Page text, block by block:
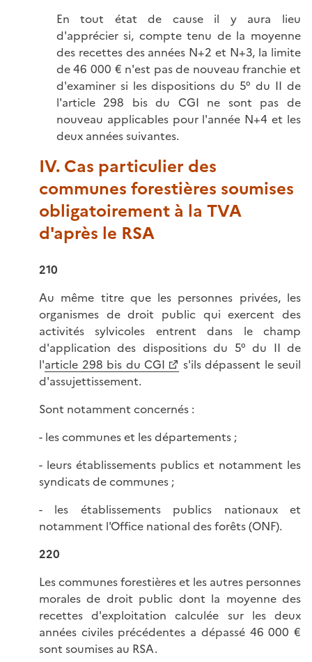
En tout état de cause il y aura lieu
d'apprécier si, compte tenu de la moyenne
des recettes des années N+2 et N+3, la limite
de 46 000 € n'est pas de nouveau franchie et
d'examiner si les dispositions du 5° du II de
l'article 298 bis du CGI ne sont pas de
nouveau applicables pour l'année N+4 et les
deux années suivantes.
IV. Cas particulier des
communes forestières soumises
obligatoirement à la TVA
d'après le RSA
210
Au même titre que les personnes privées, les
organismes de droit public qui exercent des
activités sylvicoles entrent dans le champ
d'application des dispositions du 5° du II de
l'article 298 bis du CGI
s'ils dépassent le seuil
d'assujettissement.
Sont notamment concernés :
- les communes et les départements ;
- leurs établissements publics et notamment les
syndicats de communes ;
- les établissements publics nationaux et
notamment l'Office national des forêts (ONF).
220
Les communes forestières et les autres personnes
morales de droit public dont la moyenne des
recettes d'exploitation calculée sur les deux
années civiles précédentes a dépassé 46 000 €
sont soumises au RSA.